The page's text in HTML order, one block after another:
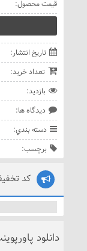
قيمت محصول:
تاريخ انتشار:
تعداد خريد:
بازديد:
ديدگاه ها:
دسته بندي:
برچسب:
کد
دانلود